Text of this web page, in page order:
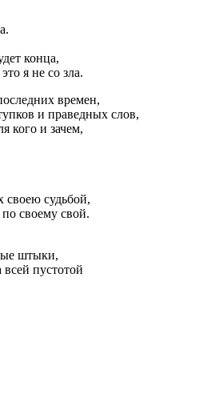
конца,
я не со зла.
времен,
и праведных слов,
кого и зачем,
своею судьбой,
своему свой.
штыки,
пустотой